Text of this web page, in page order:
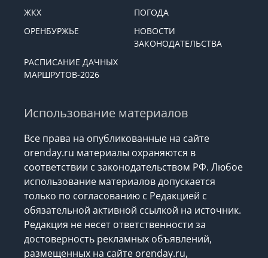
ЖКХ
ПОГОДА
ОРЕНБУРЖЬЕ
НОВОСТИ
ЗАКОНОДАТЕЛЬСТВА
РАСПИСАНИЕ ДАЧНЫХ
МАРШРУТОВ-2026
Использование материалов
Все права на опубликованные на сайте
orenday.ru материалы охраняются в
соответствии с законодательством РФ. Любое
использование материалов допускается
только по согласованию с Редакцией с
обязательной активной ссылкой на источник.
Редакция не несет ответственности за
достоверность рекламных объявлений,
размещенных на сайте orenday.ru,